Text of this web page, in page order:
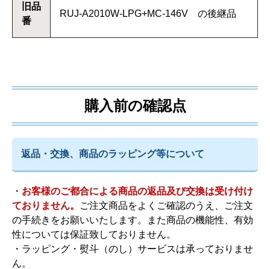
旧品
番
RUJ-A2010W-LPG+MC-146V の後継品
購入前の確認点
返品・交換、商品のラッピング等について
・ お客様のご都合による商品の返品及び交換は受け付け
ておりません。
ご注文商品をよくご確認のうえ、ご注文
の手続きをお願いいたします。また商品の機能性、有効
性については保証致しておりません。
・ラッピング・熨斗（のし）サービスは承っておりませ
ん。